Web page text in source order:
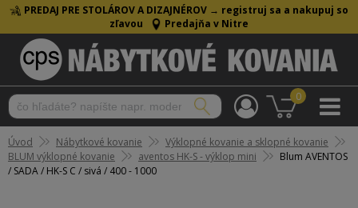
PREDAJ PRE STOLÁROV A DIZAJNÉROV → registruj sa a nakupuj so
zľavou
Predajňa v Nitre
0
Úvod Nábytkové kovanie
Výklopné kovanie a sklopné kovanie
BLUM výklopné kovanie
aventos HK-S - výklop mini
Blum AVENTOS
/ SADA / HK-S C / sivá / 400 - 1000